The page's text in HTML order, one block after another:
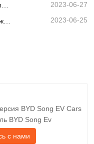
Прицепы с торцевой разгрузкой и прицепы с боковой разгрузкой: что лучше для вашего бизнеса? 2023-06-27
2023-06-25
BYD Song EV Cars
BYD Song Ev
клиентском опыте и
для
с нами